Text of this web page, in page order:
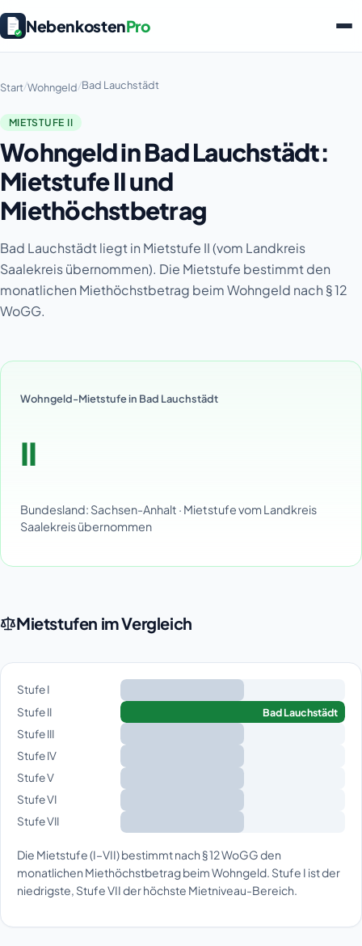
NebenkostenPro
Start/Wohngeld/Bad Lauchstädt
MIETSTUFE II
Wohngeld in Bad Lauchstädt:
Mietstufe II und
Miethöchstbetrag
Bad Lauchstädt liegt in Mietstufe II (vom Landkreis
Saalekreis übernommen). Die Mietstufe bestimmt den
monatlichen Miethöchstbetrag beim Wohngeld nach § 12
WoGG.
Wohngeld-Mietstufe in Bad Lauchstädt
II
Bundesland: Sachsen-Anhalt · Mietstufe vom Landkreis
Saalekreis übernommen
Mietstufen im Vergleich
Stufe I
Stufe II
Bad Lauchstädt
Stufe III
Stufe IV
Stufe V
Stufe VI
Stufe VII
Die Mietstufe (I–VII) bestimmt nach § 12 WoGG den
monatlichen Miethöchstbetrag beim Wohngeld. Stufe I ist der
niedrigste, Stufe VII der höchste Mietniveau-Bereich.